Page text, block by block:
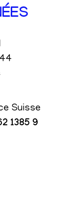
Suisse
1385 9